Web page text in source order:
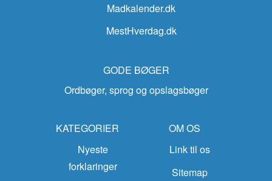
Madkalender.dk
MestHverdag.dk
GODE BØGER
Ordbøger, sprog og opslagsbøger
KATEGORIER
Nyeste
forklaringer
OM OS
Link til os
Sitemap